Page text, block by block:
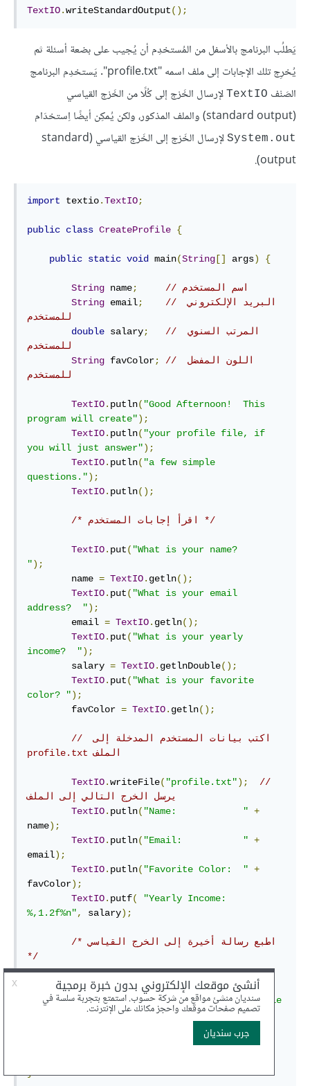
TextIO.writeStandardOutput();
يَطلُب البرنامج بالأسفل من المُستخدِم أن يُجيب على بضعة أسئلة ثم
يُخرِج تلك الإجابات إلى ملف اسمه "profile.txt". يَستخدِم البرنامج
الصَنْف TextIO لإرسال الخَرْج إلى كُلًا من الخَرْج القياسي
(standard output) والملف المذكور، ولكن يُمكِن أيضًا اِستخدَام
System.out
لإرسال الخَرْج إلى الخَرْج القياسي (standard
output).
import textio.TextIO;
public class CreateProfile {
public static void main(String [] args) {
String name;
// اسم المستخدم
String email;
// البريد الإلكتروني
للمستخدم
double salary;
// المرتب السنوي
للمستخدم
String favColor;
// اللون المفضل
للمستخدم
TextIO. putln( "Good Afternoon!  This
program will create");
TextIO. putln( "your profile file, if
you will just answer");
TextIO. putln( "a few simple
questions.");
TextIO. putln();
/* اقرأ إجابات المستخدم */
TextIO. put( "What is your name?
");
        name
= TextIO. getln();
TextIO. put( "What is your email
address?  ");
        email
= TextIO. getln();
TextIO. put( "What is your yearly
income?  ");
        salary
= TextIO. getlnDouble();
TextIO. put( "What is your favorite
color? ");
        favColor
= TextIO. getln();
// ‫اكتب بيانات المستخدم المدخلة إلى
الملف profile.txt
TextIO.writeFile( "profile.txt");
//
يرسل الخرج التالي إلى الملف
TextIO. putln( "Name:            " +
name);
TextIO. putln( "Email:           " +
email);
TextIO. putln( "Favorite Color:  " +
favColor);
TextIO. putf(
"Yearly Income:
%,1.2f%n", salary);
/* اطبع رسالة أخيرة إلى الخرج القياسي
*/
TextIO. writeStandardOutput();
TextIO.putln("Thank you.  Your profile
has been written to profile.txt.");
}